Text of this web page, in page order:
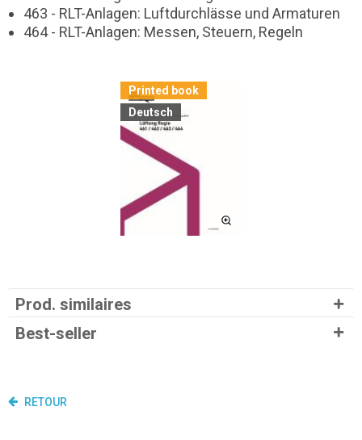
463 - RLT-Anlagen: Luftdurchlässe und Armaturen
464 - RLT-Anlagen: Messen, Steuern, Regeln
Printed book
Deutsch
Prod. similaires
Best-seller
RETOUR